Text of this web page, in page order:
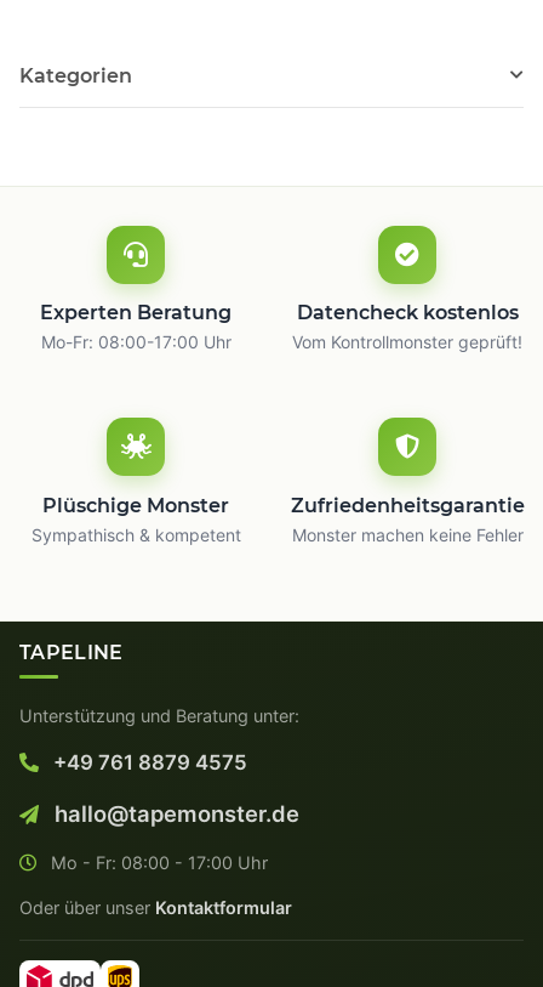
Kategorien
Experten Beratung
Mo-Fr: 08:00-17:00 Uhr
Datencheck kostenlos
Vom Kontrollmonster geprüft!
Plüschige Monster
Sympathisch & kompetent
Zufriedenheitsgarantie
Monster machen keine Fehler
TAPELINE
Unterstützung und Beratung unter:
+49 761 8879 4575
hallo@tapemonster.de
Mo - Fr: 08:00 - 17:00 Uhr
Oder über unser Kontaktformular